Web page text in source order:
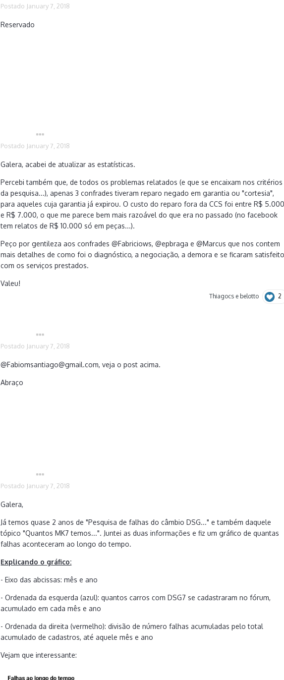
Postado January 7, 2018
Reservado
Postado January 7, 2018
Galera, acabei de atualizar as estatísticas.
Percebi também que, de todos os problemas relatados (e que se encaixam nos critérios
da pesquisa...), apenas 3 confrades tiveram reparo negado em garantia ou "cortesia",
para aqueles cuja garantia já expirou. O custo do reparo fora da CCS foi entre R$
e R$ 7.000, o que me parece bem mais razoável do que era no passado (no facebook
tem relatos de R$ 10.000 só em peças...).
Peço por gentileza aos confrades@Fabriciows,@epbraga e@Marcus que nos contem
mais detalhes de como foi o diagnóstico, a negociação, a demora e se ficaram
com os serviços prestados.
Valeu!
Thiagocs e belotto 2
Postado January 7, 2018
@Fabiomsantiago@gmail.com, veja o post acima.
Abraço
Postado January 7, 2018
Galera,
Já temos quase 2 anos de "Pesquisa de falhas do câmbio DSG..." e também daquele
tópico "Quantos MK7 temos...". Juntei as duas informações e fiz um gráfico de quantas
falhas aconteceram ao longo do tempo.
Explicando o gráfico:
- Eixo das abcissas: mês e ano
- Ordenada da esquerda (azul): quantos carros com DSG7 se cadastraram no fórum,
acumulado em cada mês e ano
- Ordenada da direita (vermelho): divisão de número falhas acumuladas pelo total
acumulado de cadastros, até aquele mês e ano
Vejam que interessante: